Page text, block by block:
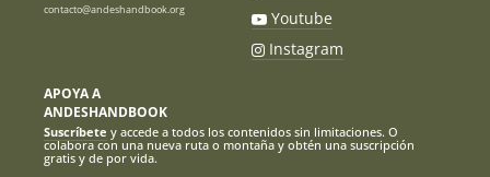
contacto@andeshandbook.org
Youtube
Instagram
APOYA A
ANDESHANDBOOK
Suscríbete y accede a todos los contenidos sin limitaciones. O
colabora con una nueva ruta o montaña y obtén una suscripción
gratis y de por vida.